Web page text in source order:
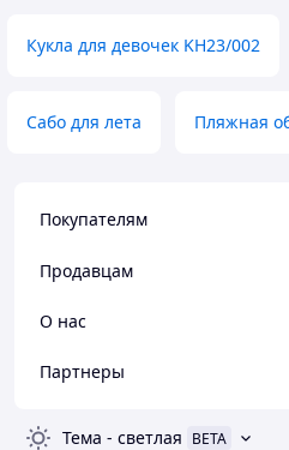
Кукла для девочек KH23/002
Сабо для лета Пляжная
Покупателям
Продавцам
О нас
Партнеры
Тема - светлая BETA